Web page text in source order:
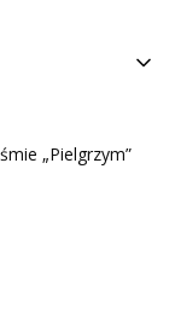
„Pielgrzym”